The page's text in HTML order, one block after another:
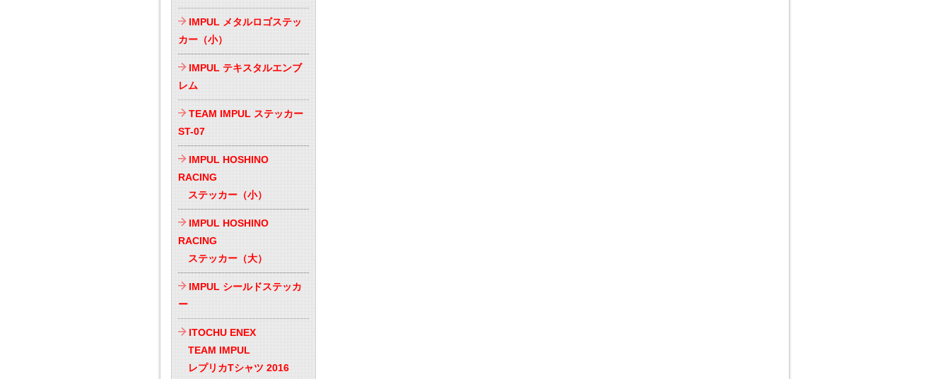
IMPUL メタルロゴステッ
カー（小）
IMPUL テキスタルエンブ
レム
TEAM IMPUL ステッカー
ST-07
IMPUL HOSHINO
RACING
ステッカー（小）
IMPUL HOSHINO
RACING
ステッカー（大）
IMPUL シールドステッカ
ー
ITOCHU ENEX
TEAM IMPUL
レプリカTシャツ 2016